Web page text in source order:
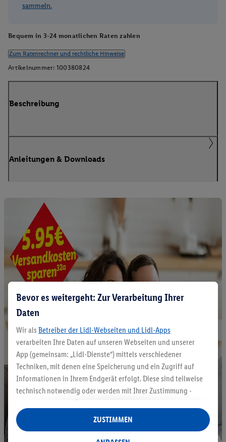
sammeln.
Bequem in 3-24 monatlichen Raten zahlen
Zum Ratenrechner und rechtliche Hinweise
Artikelnummer: 100380824
Beschreibung
Anleitungen & Downloads
Bevor es weitergeht: Zur Verarbeitung Ihrer
Daten
Wir als Betreiber der Lidl-Webseiten und Lidl-Apps
verarbeiten Ihre Daten auf unseren Webseiten und unserer
App (gemeinsam: „Lidl-Dienste“) mittels verschiedener
Techniken, mit denen eine Speicherung und ein Zugriff auf
Informationen in Ihrem Endgerät erfolgt. Diese sind teilweise
technisch notwendig oder werden mit Ihrer Zustimmung -
auch durch Partner (u.a.
Verantwortliche; im Zusammenhang mit dem IAB TCF
insgesamt
Statistik-Erstellung oder für personalisierte Werbung
ZUSTIMMEN